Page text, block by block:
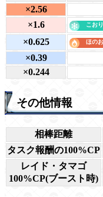
×2.56
×1.6
×0.625
×0.39
×0.244
その他情報
相棒距離
タスク報酬の100%CP
レイド・タマゴ
100%CP(ブースト時)